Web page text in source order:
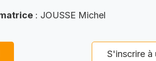
: JOUSSE Michel
S'inscrire à